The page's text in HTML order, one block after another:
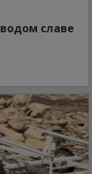
славе